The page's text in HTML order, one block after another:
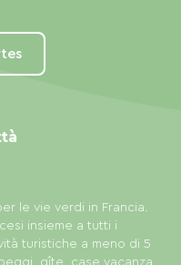
le vie verdi in Francia.
insieme a tutti i
turistiche a meno di 5
gîte, case vacanza,